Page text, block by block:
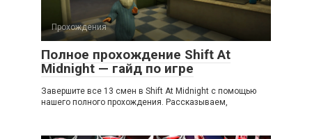
Прохождения
Полное прохождение Shift At
Midnight — гайд по игре
Завершите все 13 смен в Shift At Midnight с помощью
нашего полного прохождения. Рассказываем,